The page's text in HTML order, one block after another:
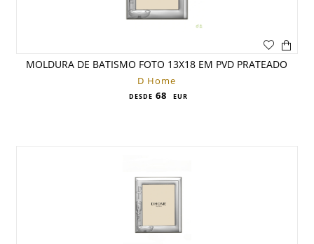
MOLDURA DE BATISMO FOTO 13X18 EM PVD PRATEADO
D Home
DESDE 68 EUR